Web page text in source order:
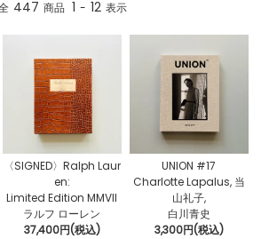
447 商品 1 - 12 表示
〈SIGNED〉Ralph Laur
en:
Limited Edition MMVII
ラルフ ローレン
37,400円(税込)
UNION #17
Charlotte Lapalus, 当
山礼子,
白川青史
3,300円(税込)